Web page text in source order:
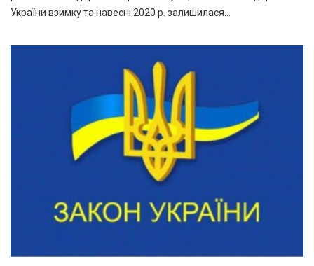
України взимку та навесні 2020 р. залишилася…